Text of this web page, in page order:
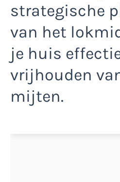
strategische
van het
je huis
vrijhouden
mijten.